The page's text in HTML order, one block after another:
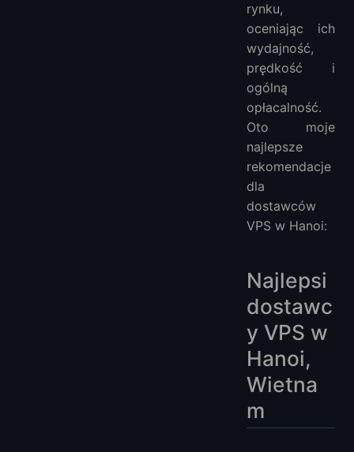
rynku,
oceniając ich
wydajność,
prędkość i
ogólną
opłacalność.
Oto moje
najlepsze
rekomendacje
dla
dostawców
VPS w Hanoi:
Najlepsi
dostawc
y VPS w
Hanoi,
Wietna
m